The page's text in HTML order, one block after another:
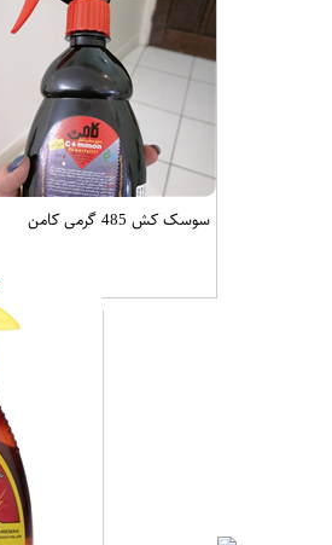
سوسک کش 485 گرمی کامن